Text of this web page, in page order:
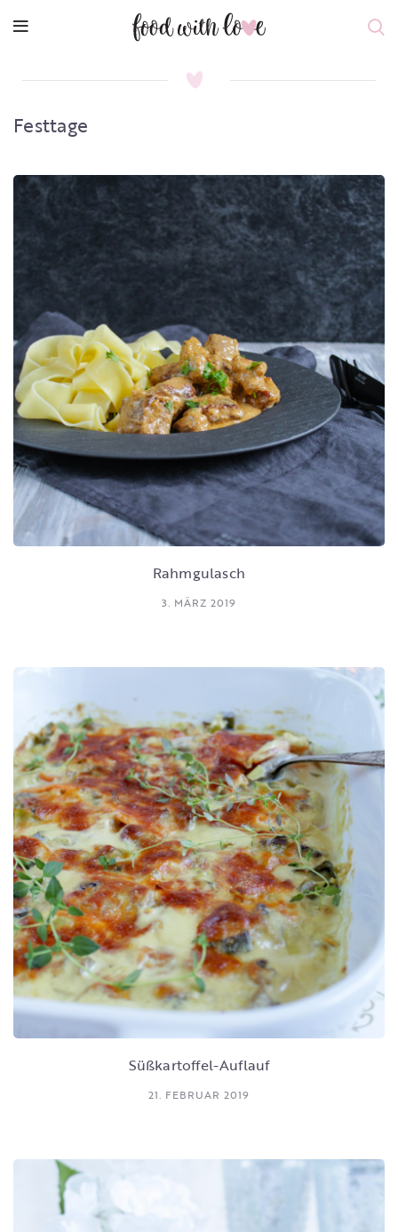
Festtage
Rahmgulasch
3. MÄRZ 2019
Süßkartoffel-Auflauf
21. FEBRUAR 2019